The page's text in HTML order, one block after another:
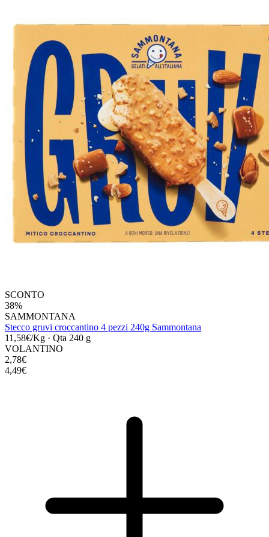
SCONTO
38%
SAMMONTANA
Stecco gruvi croccantino 4 pezzi 240g Sammontana
11,58€/Kg · Qta 240 g
VOLANTINO
2,78€
4,49€